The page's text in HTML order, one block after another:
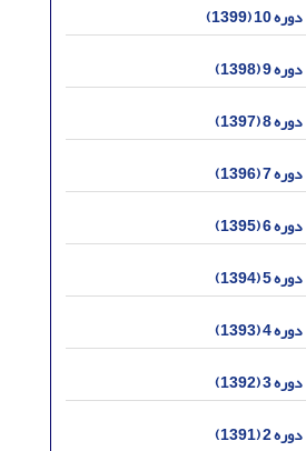
دوره 10 (1399)
دوره 9 (1398)
دوره 8 (1397)
دوره 7 (1396)
دوره 6 (1395)
دوره 5 (1394)
دوره 4 (1393)
دوره 3 (1392)
دوره 2 (1391)